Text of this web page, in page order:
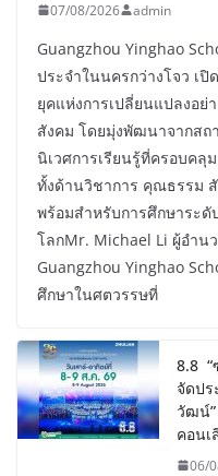
07/08/2026 admin
Guangzhou Yinghao
ประจำในนครกว่างโจว เ
ยุคแห่งการเปลี่ยนแปลงอย่
สังคม โดยมุ่งพัฒนาจากสถ
นิเวศการเรียนรู้ที่ครอบคลุ
ทั้งด้านวิชาการ คุณธรรม
พร้อมสำหรับการศึกษาระ
โลกMr. Michael Li ผู้อำน
Guangzhou Yinghao
ศึกษาในศตวรรษที่
8.8 “
จัดปร
วัฒน์
คอนเ
06/